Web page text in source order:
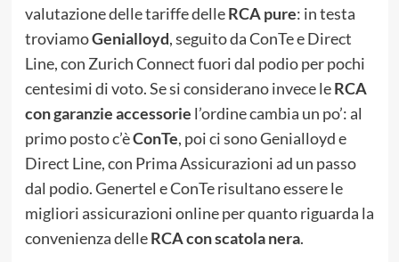
valutazione delle tariffe delleRCA pure: in testa
troviamoGenialloyd, seguito da ConTe e Direct
Line, con Zurich Connect fuori dal podio per pochi
centesimi di voto. Se si considerano invece leRCA
con garanzie accessorie l’ordine cambia un po’: al
primo posto c’èConTe, poi ci sono Genialloyd e
Direct Line, con Prima Assicurazioni ad un passo
dal podio. Genertel e ConTe risultano essere le
migliori assicurazioni online per quanto riguarda la
convenienza delleRCA con scatola nera.